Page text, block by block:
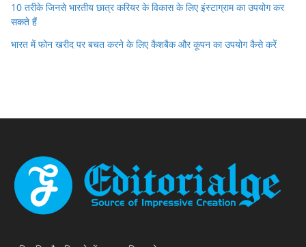
10 तरीके जिनसे भारतीय छात्र करियर के विकास के लिए इंस्टाग्राम का उपयोग कर
सकते हैं
भारत में फोन खरीद पर बचत करने के लिए कैशबैक और कूपन का उपयोग कैसे करें